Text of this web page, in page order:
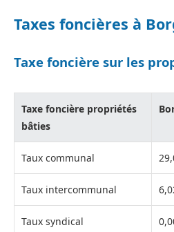
Taxes foncières à
Taxe foncière sur les
Taxe foncière propriétés
bâties
Taux communal
Taux intercommunal
Taux syndical